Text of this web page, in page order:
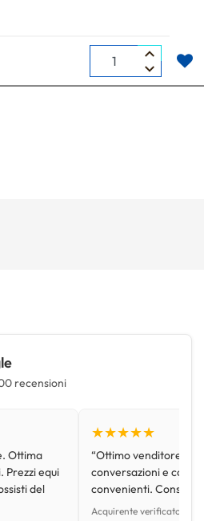
recensioni
Ottima
Prezzi equi
del
★★★★★
“Ottimo venditore,
conversazioni e con
convenienti.
Acquirente verificato •